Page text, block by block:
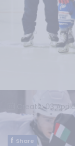
Creato: 03
f Share